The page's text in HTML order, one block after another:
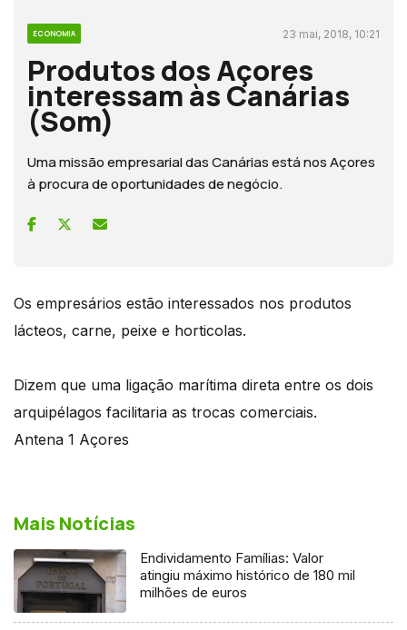
ECONOMIA 23 mai, 2018, 10:21
Produtos dos Açores
interessam às Canárias
(Som)
Uma missão empresarial das Canárias está nos Açores
à procura de oportunidades de negócio.
Os empresários estão interessados nos produtos
lácteos, carne, peixe e horticolas.
Dizem que uma ligação marítima direta entre os dois
arquipélagos facilitaria as trocas comerciais.
Antena 1 Açores
Mais Notícias
Endividamento Famílias: Valor
atingiu máximo histórico de 180 mil
milhões de euros